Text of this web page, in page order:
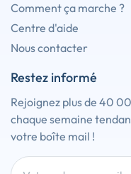
Comment ça marche ?
Centre d'aide
Nous contacter
Restez informé
Rejoignez plus de 40
chaque semaine
votre boîte mail !